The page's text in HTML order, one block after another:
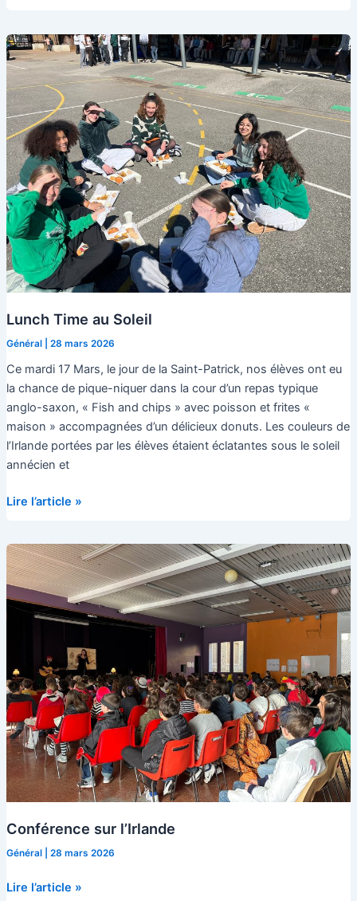
aux
œufs !
Lunch Time au Soleil
Général| 28 mars 2026
Ce mardi 17 Mars, le jour de la Saint-Patrick, nos élèves ont eu
la chance de pique-niquer dans la cour d’un repas typique
anglo-saxon, « Fish and chips » avec poisson et frites «
maison » accompagnées d’un délicieux donuts. Les couleurs de
l’Irlande portées par les élèves étaient éclatantes sous le soleil
annécien et
Lunch
Soleil
Lire l’article »
Conférence sur l’Irlande
Général| 28 mars 2026
Conférence
Lire l’article »